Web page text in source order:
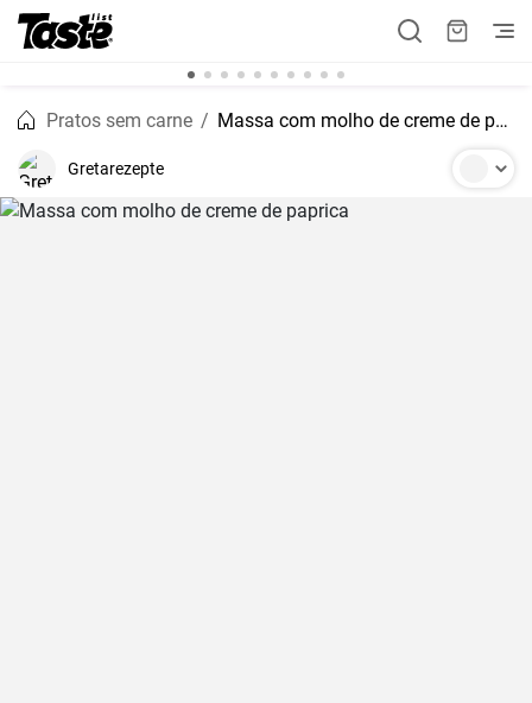
Pratos sem carne Massa com molho de creme de paprica
Gretarezepte